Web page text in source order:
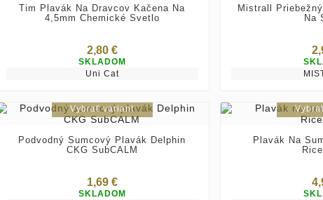
Tim Plavák Na Dravcov Kačena Na
4,5mm Chemické Svetlo
2,80 €
SKLADOM
Uni Cat
Mistrall
Na
Vybrať variant
Podvodný Sumcový Plavák Delphin
CKG SubCALM
1,69 €
SKLADOM
Plavák Na